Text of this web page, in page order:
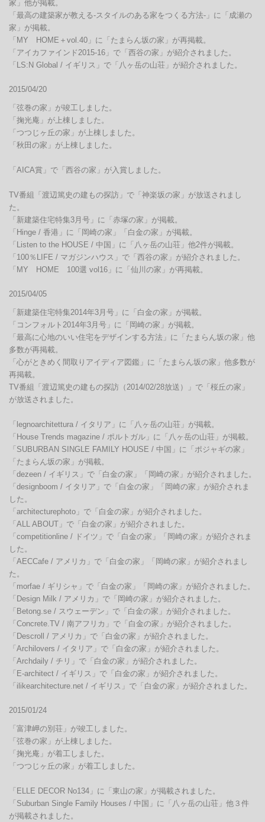
家」他が掲載。
「最高の建築家が教える-スタイルのある家をつくる方法-」に「成瀬の
家」が掲載。
「MY　HOME＋vol.40」に「たまらん坂の家」が再掲載。
「アイカファインド2015-16」で「西谷の家」が紹介されました。
「LS:N Global / イギリス」で「八ヶ岳の山荘」が紹介されました。
2015/04/20
「弦巻の家」が竣工しました。
「掬光庵」が上棟しました。
「つつじヶ丘の家」が上棟しました。
「秋田の家」が上棟しました。
「AICA賞」で「西谷の家」が入賞しました。
TV番組「渡辺篤史の建もの探訪」で「神楽坂の家」が放送されまし
た。
「新建築住宅特集3月号」に「赤塚の家」が掲載。
「Hinge / 香港」に「岡崎の家」「白金の家」が掲載。
「Listen to the HOUSE / 中国」に「八ヶ岳の山荘」他2件が掲載。
「100％LIFE / マガジンハウス」で「西谷の家」が紹介されました。
2015/04/05
「新建築住宅特集2014年3月号」に「白金の家」が掲載。
「コンフォルト2014年3月号」に「岡崎の家」が掲載。
「最高に心地のいい住宅をデザインする方法」に「たまらん坂の家」他
多数が再掲載。
「心がときめく間取りアイディア図鑑」に「たまらん坂の家」他多数が
再掲載。
TV番組「渡辺篤史の建もの探訪（2014/02/28放送）」で「桜丘の家」
が放送されました。
「legnoarchitettura / イタリア」に「八ヶ岳の山荘」が掲載。
「House Trends magazine / ポルトガル」に「八ヶ岳の山荘」が掲載。
「SUBURBAN SINGLE FAMILY HOUSE / 中国」に「ポジャギの家」
「たまらん坂の家」が掲載。
「dezeen / イギリス」で「白金の家」「岡崎の家」が紹介されました。
「designboom / イタリア」で「白金の家」「岡崎の家」が紹介されま
した。
「architecturephoto」で「白金の家」が紹介されました。
「ALL ABOUT」で「白金の家」が紹介されました。
「competitionline / ドイツ」で「白金の家」「岡崎の家」が紹介されま
した。
「AECCafe / アメリカ」で「白金の家」「岡崎の家」が紹介されまし
た。
「morfae / ギリシャ」で「白金の家」「岡崎の家」が紹介されました。
「Design Milk / アメリカ」で「岡崎の家」が紹介されました。
「Betong.se / スウェーデン」で「白金の家」が紹介されました。
「Concrete.TV / 南アフリカ」で「白金の家」が紹介されました。
「Descroll / アメリカ」で「白金の家」が紹介されました。
「Archilovers / イタリア」で「白金の家」が紹介されました。
「Archdaily / チリ」で「白金の家」が紹介されました。
「E-architect / イギリス」で「白金の家」が紹介されました。
「ilikearchitecture.net / イギリス」で「白金の家」が紹介されました。
2015/01/24
「富津岬の別荘」が竣工しました。
「弦巻の家」が上棟しました。
「掬光庵」が着工しました。
「つつじヶ丘の家」が着工しました。
「ELLE DECOR No134」に「東山の家」が掲載されました。
「Suburban Single Family Houses / 中国」に「八ヶ岳の山荘」他３件
が掲載されました。